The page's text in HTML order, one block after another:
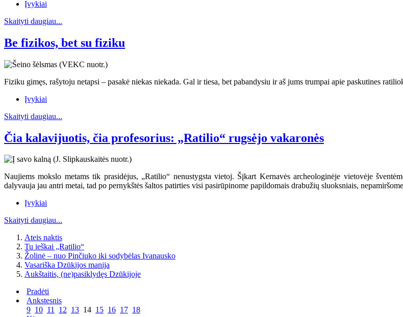
Įvykiai
Skaityti daugiau...
Be fizikos, bet su fiziku
Fiziku gimęs, rašytoju netapsi – pasakė niekas niekada. Gal ir tiesa, bet pabandysiu ir aš jums trumpai apie paskutines
Įvykiai
Skaityti daugiau...
Čia kalavijuotis, čia profesorius: „Ratilio“ rugsėjo vakaronės
Naujiems mokslo metams tik prasidėjus, „Ratilio“ nenustygsta vietoj. Šįkart Kernavės archeologinėje vietovėje
dalyvauja jau antri metai, tad po pernykštės šaltos patirties visi pasirūpinome papildomais drabužių sluoksniais,
Įvykiai
Skaityti daugiau...
Ateis naktis
Tu ieškai „Ratilio“
Žolinė – nuo Pinčiuko iki sodybėlas Ivanausko
Vasariška Dzūkijos manija
Aukštaitis, (ne)pasiklydęs Dzūkijoje
Pradėti
Ankstesnis
9 10 11 12 13 14 15 16 17 18